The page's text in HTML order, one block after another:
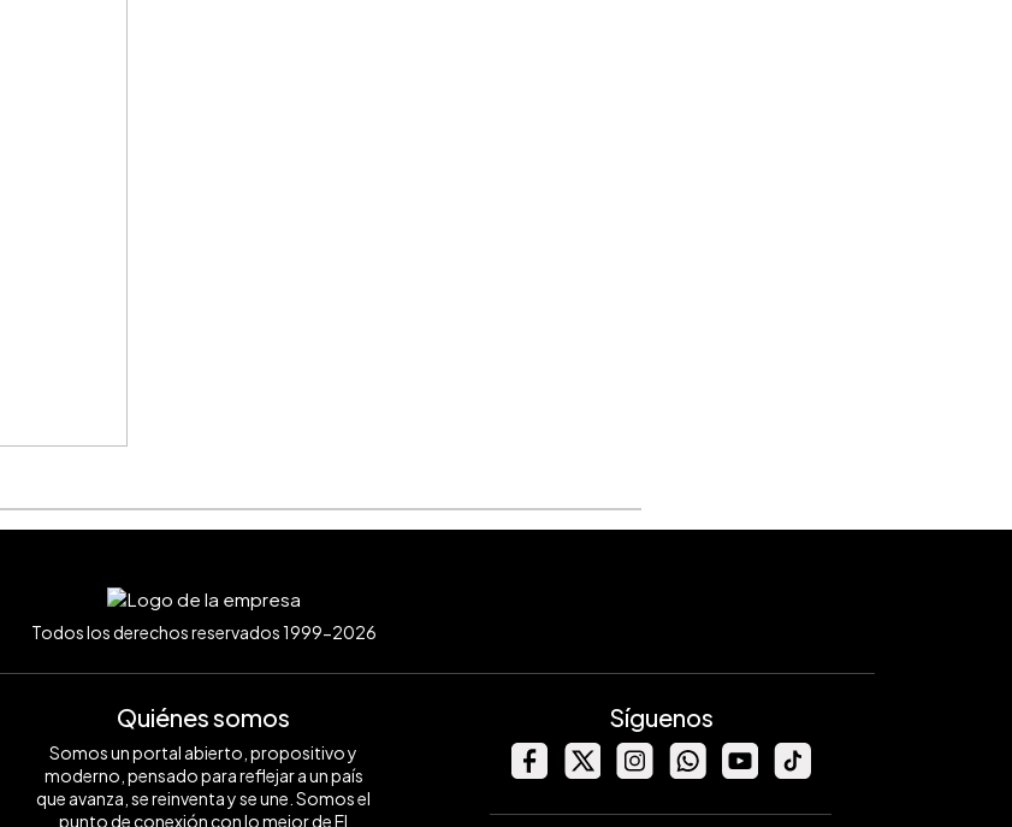
Todos los derechos reservados 1999-2026
Quiénes somos
Somos un portal abierto, propositivo y
moderno, pensado para reflejar a un país
que avanza, se reinventa y se une. Somos el
punto de conexión con lo mejor de El
Síguenos